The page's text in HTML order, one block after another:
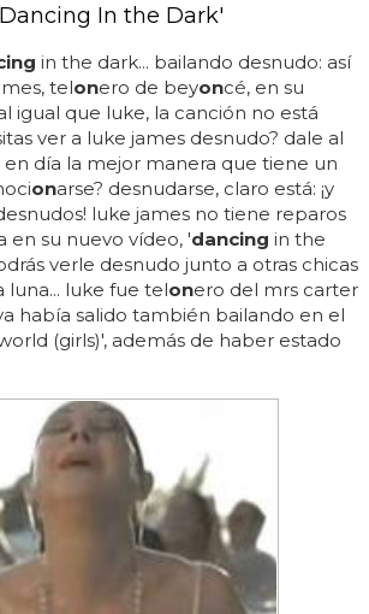
In the Dark'
in the dark... bailando desnudo: así
telonero de beyoncé, en su
igual que luke, la canción no está
ver a luke james desnudo? dale al
en día la mejor manera que tiene un
onarse? desnudarse, claro está: ¡y
luke james no tiene reparos
en su nuevo vídeo, 'dancing in the
verle desnudo junto a otras chicas
luna... luke fue telonero del mrs carter
había salido también bailando en el
(girls)', además de haber estado